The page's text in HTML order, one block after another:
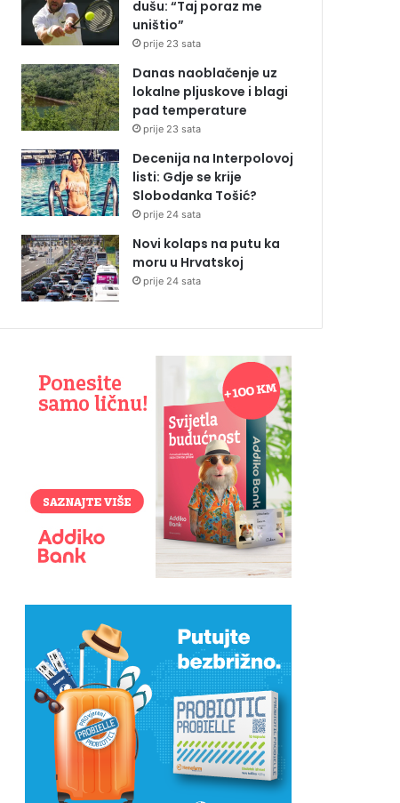
dušu: “Taj poraz me
uništio”
prije 23 sata
Danas naoblačenje uz
lokalne pljuskove i blagi
pad temperature
prije 23 sata
Decenija na Interpolovoj
listi: Gdje se krije
Slobodanka Tošić?
prije 24 sata
Novi kolaps na putu ka
moru u Hrvatskoj
prije 24 sata